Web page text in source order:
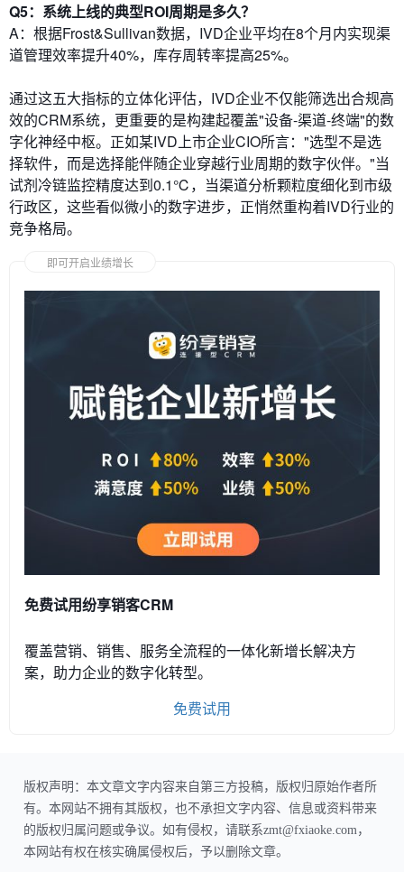
Q5：系统上线的典型ROI周期是多久？
A：根据Frost&Sullivan数据，IVD企业平均在8个月内实现渠
道管理效率提升40%，库存周转率提高25%。
通过这五大指标的立体化评估，IVD企业不仅能筛选出合规高
效的CRM系统，更重要的是构建起覆盖"设备-渠道-终端"的数
字化神经中枢。正如某IVD上市企业CIO所言："选型不是选
择软件，而是选择能伴随企业穿越行业周期的数字伙伴。"当
试剂冷链监控精度达到0.1℃，当渠道分析颗粒度细化到市级
行政区，这些看似微小的数字进步，正悄然重构着IVD行业的
竞争格局。
即可开启业绩增长
免费试用纷享销客CRM
覆盖营销、销售、服务全流程的一体化新增长解决方
案，助力企业的数字化转型。
免费试用
版权声明：本文章文字内容来自第三方投稿，版权归原始作者所
有。本网站不拥有其版权，也不承担文字内容、信息或资料带来
的版权归属问题或争议。如有侵权，请联系zmt@fxiaoke.com，
本网站有权在核实确属侵权后，予以删除文章。